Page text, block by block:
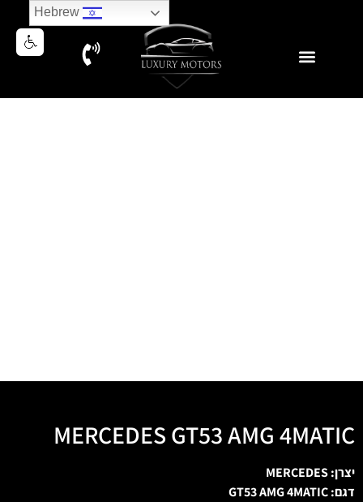
MERCEDES GT53 AMG 4MATIC
יצרן: MERCEDES
דגם: GT53 AMG 4MATIC
Hebrew